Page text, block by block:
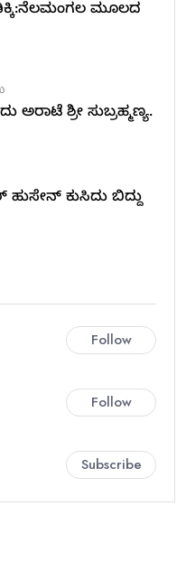
ಮೂಲದ
ಅರಾಟೆ ಶ್ರೀ ಸುಬ್ರಹ್ಮಣ್ಯ.
ಕುಸಿದು ಬಿದ್ದು
Follow
Follow
Subscribe